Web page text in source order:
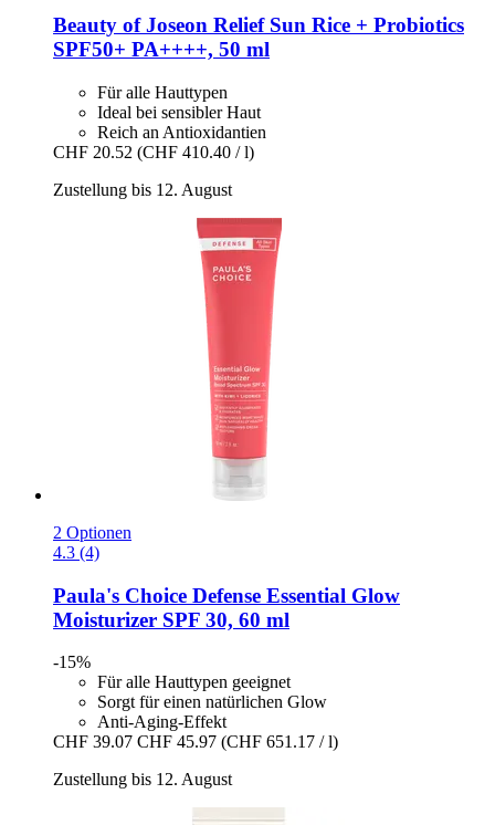
Beauty of Joseon Relief Sun Rice + Probiotics
SPF50+ PA++++, 50 ml
Für alle Hauttypen
Ideal bei sensibler Haut
Reich an Antioxidantien
CHF 20.52 (CHF 410.40 / l)
Zustellung bis 12. August
2 Optionen
4.3 (4)
Paula's Choice Defense Essential Glow
Moisturizer SPF 30, 60 ml
-15%
Für alle Hauttypen geeignet
Sorgt für einen natürlichen Glow
Anti-Aging-Effekt
CHF 39.07 CHF 45.97 (CHF 651.17 / l)
Zustellung bis 12. August